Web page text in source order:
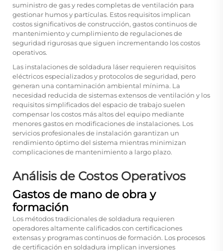
suministro de gas y redes completas de ventilación para
gestionar humos y partículas. Estos requisitos implican
costos significativos de construcción, gastos continuos de
mantenimiento y cumplimiento de regulaciones de
seguridad rigurosas que siguen incrementando los costos
operativos.
Las instalaciones de soldadura láser requieren requisitos
eléctricos especializados y protocolos de seguridad, pero
generan una contaminación ambiental mínima. La
necesidad reducida de sistemas extensos de ventilación y los
requisitos simplificados del espacio de trabajo suelen
compensar los costos más altos del equipo mediante
menores gastos en modificaciones de instalaciones. Los
servicios profesionales de instalación garantizan un
rendimiento óptimo del sistema mientras minimizan
complicaciones de mantenimiento a largo plazo.
Análisis de Costos Operativos
Gastos de mano de obra y
formación
Los métodos tradicionales de soldadura requieren
operadores altamente calificados con certificaciones
extensas y programas continuos de formación. Los procesos
de certificación en soldadura implican inversiones